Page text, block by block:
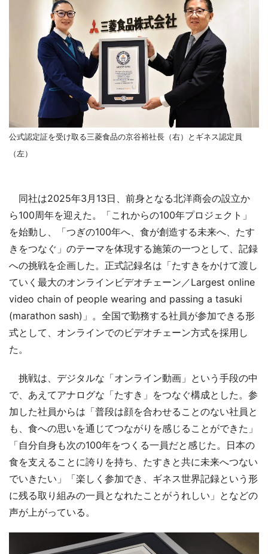
公式認定証を受け取る三菱食品の京谷裕社長（右）とギネス認定員
（左）
同社は2025年3月13日、前身となる北洋商会の設立か
ら100周年を迎えた。「これからの100年プロジェクト」
を始動し、「つぎの100年へ、食が創造する未来へ、たす
きをつなぐ」のテーマを体現する施策の一つとして、記録
への挑戦を企画した。正式記録名は「たすきをかけて渡し
ていく最大のオンラインビデオチェーン／Largest online
video chain of people wearing and passing a tasuki
(marathon sash)」。全国で勤務する社員が参加できる形
式として、オンラインでのビデオチェーン方式を採用し
た。
挑戦は、デジタルな「オンライン動画」という手段の中
で、あえてアナログな「たすき」をつなぐ構成とした。参
加した社員からは「普段は顔を合わせることのない社員と
も、食への思いを通じてつながりを感じることができた」
「自分自身も次の100年をつくる一員だと感じた。日本の
食を支えることに誇りを持ち、たすきと共に未来へつない
でいきたい」「楽しく参加でき、ギネス世界記録という形
に残る取り組みの一員となれたことがうれしい」となどの
声が上がっている。